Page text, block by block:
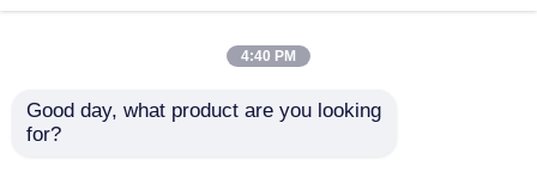
Kauçuk yağ keçesi
Toz Dirençli Vana
4:40 PM
Good day, what product are you looking
for?